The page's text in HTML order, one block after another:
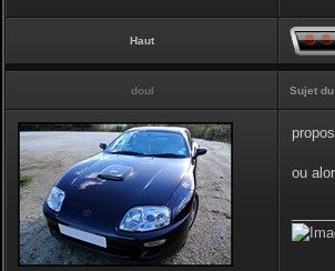
Haut
doul Sujet
ou